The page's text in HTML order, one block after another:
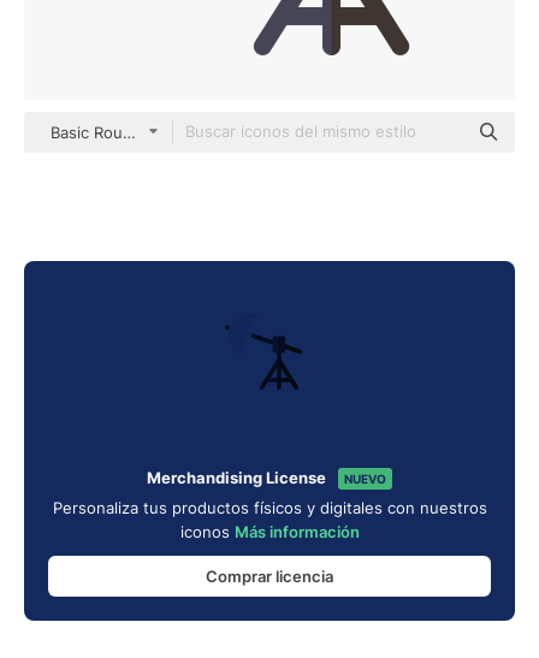
Basic Rounded Flat
Merchandising License NUEVO
Personaliza tus productos físicos y digitales con nuestros
iconos Más información
Comprar licencia